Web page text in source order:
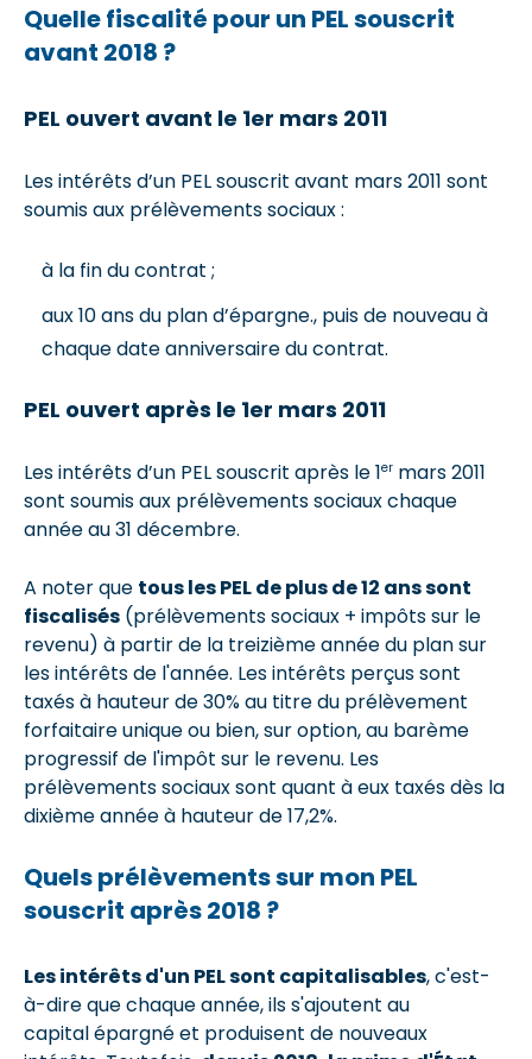
Quelle fiscalité pour un PEL souscrit
avant 2018 ?
PEL ouvert avant le 1er mars 2011
Les intérêts d’un PEL souscrit avant mars 2011 sont
soumis aux prélèvements sociaux :
à la fin du contrat ;
aux 10 ans du plan d’épargne., puis de nouveau à
chaque date anniversaire du contrat.
PEL ouvert après le 1er mars 2011
Les intérêts d’un PEL souscrit après le 1er mars 2011
sont soumis aux prélèvements sociaux chaque
année au 31 décembre.
A noter que tous les PEL de plus de 12 ans sont
fiscalisés (prélèvements sociaux + impôts sur le
revenu) à partir de la treizième année du plan sur
les intérêts de l'année. Les intérêts perçus sont
taxés à hauteur de 30% au titre du prélèvement
forfaitaire unique ou bien, sur option, au barème
progressif de l'impôt sur le revenu. Les
prélèvements sociaux sont quant à eux taxés dès la
dixième année à hauteur de 17,2%.
Quels prélèvements sur mon PEL
souscrit après 2018 ?
Les intérêts d'un PEL sont capitalisables, c'est-
à-dire que chaque année, ils s'ajoutent au
capital épargné et produisent de nouveaux